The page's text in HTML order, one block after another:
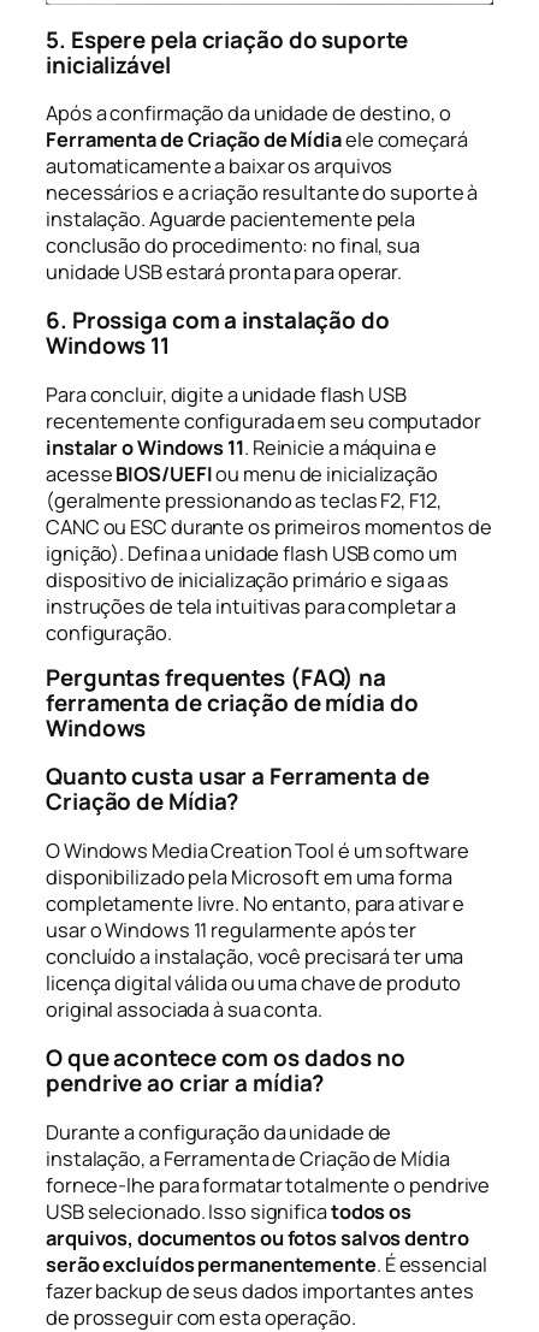
5. Espere pela criação do suporte
inicializável
Após a confirmação da unidade de destino, o
Ferramenta de Criação de Mídiaele começará
automaticamente a baixar os arquivos
necessários e a criação resultante do suporte à
instalação. Aguarde pacientemente pela
conclusão do procedimento: no final, sua
unidade USB estará pronta para operar.
6. Prossiga com a instalação do
Windows 11
Para concluir, digite a unidade flash USB
recentemente configurada em seu computador
instalar o Windows 11. Reinicie a máquina e
acesseBIOS/UEFIou menu de inicialização
(geralmente pressionando as teclas F2, F12,
CANC ou ESC durante os primeiros momentos de
ignição). Defina a unidade flash USB como um
dispositivo de inicialização primário e siga as
instruções de tela intuitivas para completar a
configuração.
Perguntas frequentes (FAQ) na
ferramenta de criação de mídia do
Windows
Quanto custa usar a Ferramenta de
Criação de Mídia?
O Windows Media Creation Tool é um software
disponibilizado pela Microsoft em uma forma
completamente livre. No entanto, para ativar e
usar o Windows 11 regularmente após ter
concluído a instalação, você precisará ter uma
licença digital válida ou uma chave de produto
original associada à sua conta.
O que acontece com os dados no
pendrive ao criar a mídia?
Durante a configuração da unidade de
instalação, a Ferramenta de Criação de Mídia
fornece-lhe para formatar totalmente o pendrive
USB selecionado. Isso significatodos os
arquivos, documentos ou fotos salvos dentro
serão excluídos permanentemente. É essencial
fazer backup de seus dados importantes antes
de prosseguir com esta operação.